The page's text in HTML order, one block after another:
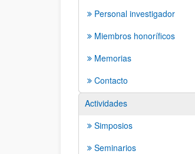
Personal investigador
Miembros honoríficos
Memorias
Contacto
Actividades
Simposios
Seminarios